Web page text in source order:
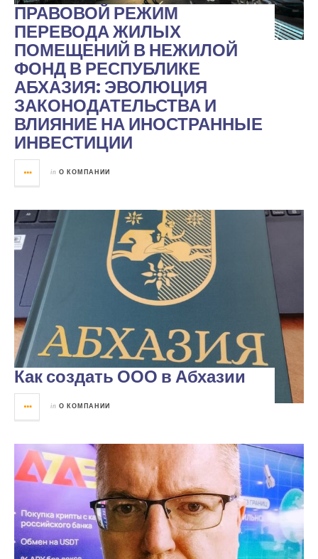
ПРАВОВОЙ РЕЖИМ
ПЕРЕВОДА ЖИЛЫХ
ПОМЕЩЕНИЙ В НЕЖИЛОЙ
ФОНД В РЕСПУБЛИКЕ
АБХАЗИЯ: ЭВОЛЮЦИЯ
ЗАКОНОДАТЕЛЬСТВА И
ВЛИЯНИЕ НА ИНОСТРАННЫЕ
ИНВЕСТИЦИИ
in О КОМПАНИИ
Как создать ООО в Абхазии
in О КОМПАНИИ